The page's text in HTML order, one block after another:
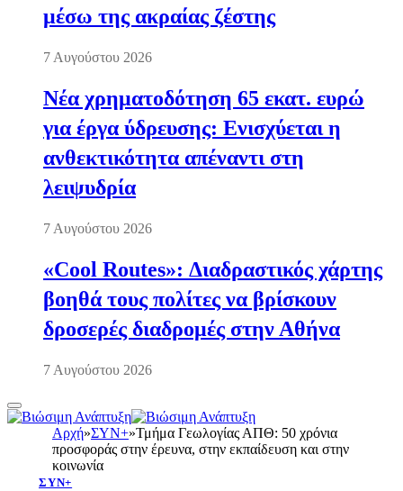
μέσω της ακραίας ζέστης
7 Αυγούστου 2026
Νέα χρηματοδότηση 65 εκατ. ευρώ
για έργα ύδρευσης: Ενισχύεται η
ανθεκτικότητα απέναντι στη
λειψυδρία
7 Αυγούστου 2026
«Cool Routes»: Διαδραστικός χάρτης
βοηθά τους πολίτες να βρίσκουν
δροσερές διαδρομές στην Αθήνα
7 Αυγούστου 2026
Αρχή»ΣΥΝ+»Τμήμα Γεωλογίας ΑΠΘ: 50 χρόνια
προσφοράς στην έρευνα, στην εκπαίδευση και στην
κοινωνία
ΣΥΝ+